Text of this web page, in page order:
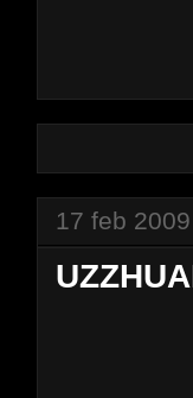
17 feb 2009